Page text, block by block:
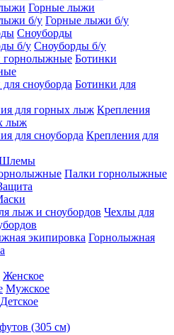
Горные лыжи
Горные лыжи б/у
Сноуборды
Сноуборды б/у
Ботинки
Ботинки для
Крепления
лыж
Крепления для
Палки горнолыжные
Чехлы для
Горнолыжная
Женское
Мужское
Детское
(305 см)